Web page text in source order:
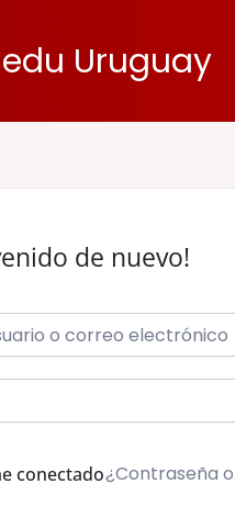
Uruguay
de nuevo!
conectado¿Contraseña